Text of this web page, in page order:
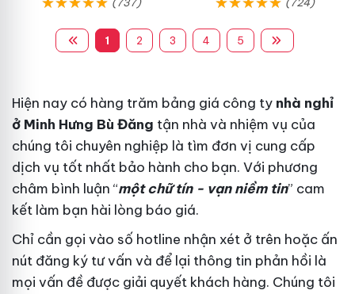
1 2 3 4 5
Hiện nay có hàng trăm bảng giá công ty nhà nghỉ
ở Minh Hưng Bù Đăng tận nhà và nhiệm vụ của
chúng tôi chuyên nghiệp là tìm đơn vị cung cấp
dịch vụ tốt nhất bảo hành cho bạn. Với phương
châm bình luận “một chữ tín - vạn niềm tin” cam
kết làm bạn hài lòng báo giá.
Chỉ cần gọi vào số hotline nhận xét ở trên hoặc ấn
nút đăng ký tư vấn và để lại thông tin phản hồi là
mọi vấn đề được giải quyết khách hàng. Chúng tôi